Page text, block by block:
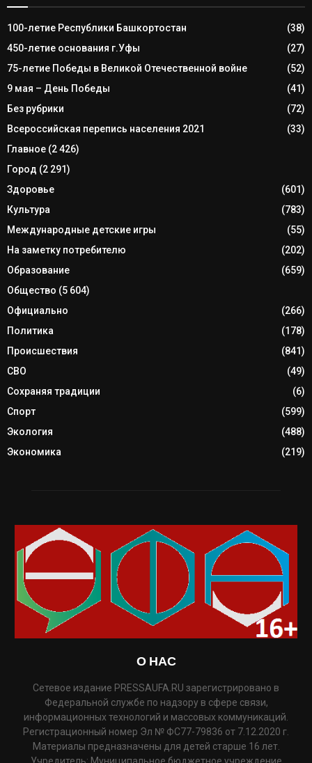
100-летие Республики Башкортостан
(38)
450-летие основания г.Уфы
(27)
75-летие Победы в Великой Отечественной войне
(52)
9 мая – День Победы
(41)
Без рубрики
(72)
Всероссийская перепись населения 2021
(33)
Главное (2 426)
Город (2 291)
Здоровье
(601)
Культура
(783)
Международные детские игры
(55)
На заметку потребителю
(202)
Образование
(659)
Общество (5 604)
Официально
(266)
Политика
(178)
Происшествия
(841)
СВО
(49)
Сохраняя традиции
(6)
Спорт
(599)
Экология
(488)
Экономика
(219)
О НАС
Сетевое издание PRESSAUFA.RU зарегистрировано в
Федеральной службе по надзору в сфере связи,
информационных технологий и массовых коммуникаций.
Регистрационный номер Эл № ФС77-79836 от 7.12.2020 г.
Материалы предназначены для детей старше 16 лет.